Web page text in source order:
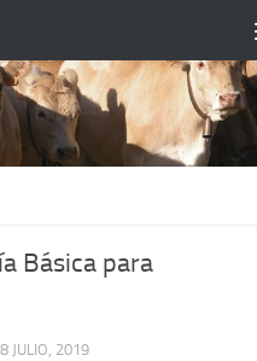
Básica para
8 JULIO, 2019